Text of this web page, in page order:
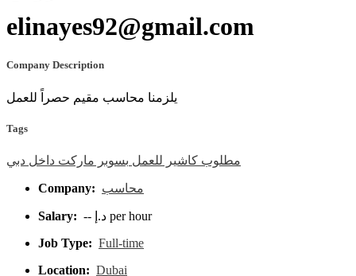
elinayes92@gmail.com
Company Description
يلزمنا محاسب مقيم حصراً للعمل
Tags
مطلوب كاشير للعمل بسوبر ماركت داخل دبي
Company: محاسب
Salary:
-- د.إ per hour
Job Type: Full-time
Location: Dubai